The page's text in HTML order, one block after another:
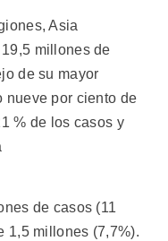
Asia
millones de
de su mayor
nueve por ciento de
% de los casos y
de casos (11
1,5 millones (7,7%).